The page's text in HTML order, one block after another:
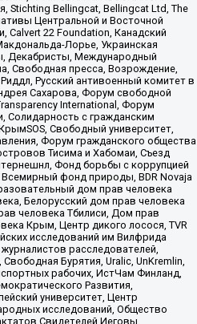
Stichting Bellingcat, Bellingcat Ltd, The
Центральной и Восточной
22 Foundation, Канадский
Лорье, Украинская
Декабристы, Международный
Свободная пресса, Возрождение,
Русский антивоенный комитет в
Сахарова, Форум свободной
International, Форум
с гражданским
Свободный университет,
Форум гражданского общества
Тисима и Хабомаи, Съезд
Фонд борьбы с коррупцией
Всемирный фонд природы, BDR Novaja
дом прав человека
Белорусский дом прав человека
человека Тбилиси, Дом прав
Крым, Центр дикого лосося, TVR
исследований им Вилфрида
расследователей,
Бурятия, Uralic, UnKremlin,
рабочих, ИстЧам Финланд,
Развития,
университет, Центр
исследований, Общество
Свидетелей Иеговы,